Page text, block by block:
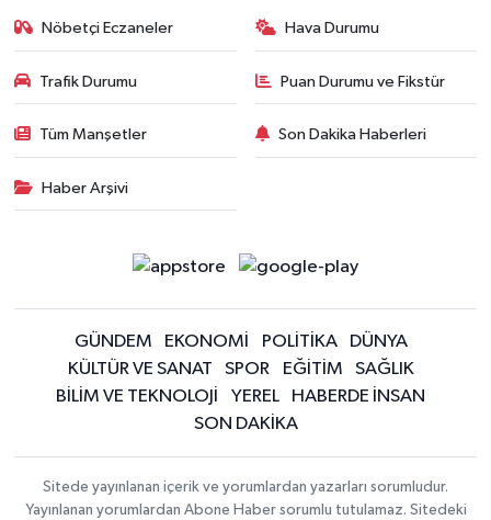
Nöbetçi Eczaneler Hava Durumu
Trafik Durumu Puan Durumu ve Fikstür
Tüm Manşetler Son Dakika Haberleri
Haber Arşivi
GÜNDEM EKONOMİ POLİTİKA
DÜNYA
KÜLTÜR VE SANAT
SPOR EĞİTİM
SAĞLIK
BİLİM VE TEKNOLOJİ
YEREL
HABERDE İNSAN
SON DAKİKA
Sitede yayınlanan içerik ve yorumlardan yazarları sorumludur.
Yayınlanan yorumlardan Abone Haber sorumlu tutulamaz. Sitedeki